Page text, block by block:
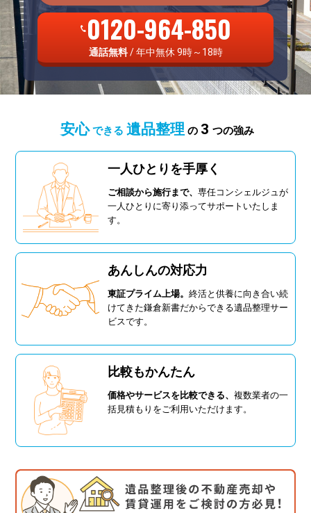
0120-964-850
通話無料/ 年中無休 9時～18時
安心 できる 遺品整理 の 3 つの強み
一人ひとりを手厚く
ご相談から施行まで、専任コンシェルジュが
一人ひとりに寄り添ってサポートいたしま
す。
あんしんの対応力
東証プライム上場。終活と供養に向き合い続
けてきた鎌倉新書だからできる遺品整理サー
ビスです。
比較もかんたん
価格やサービスを比較できる、複数業者の一
括見積もりをご利用いただけます。